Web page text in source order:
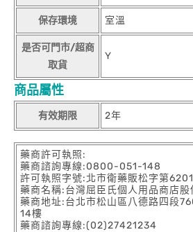
保存環境 室溫
是否可門市/超商
取貨
Y
商品屬性
有效期限 2年
藥商許可執照:
藥商諮詢專線:0800-051-148
許可執照字號:北市衛藥販松字第
藥商名稱:台灣屈臣氏個人用品商店股
藥商地址:台北市松山區八德路四段
14樓
藥商諮詢專線:(02)27421234